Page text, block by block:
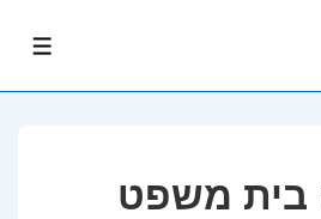
בית משפט